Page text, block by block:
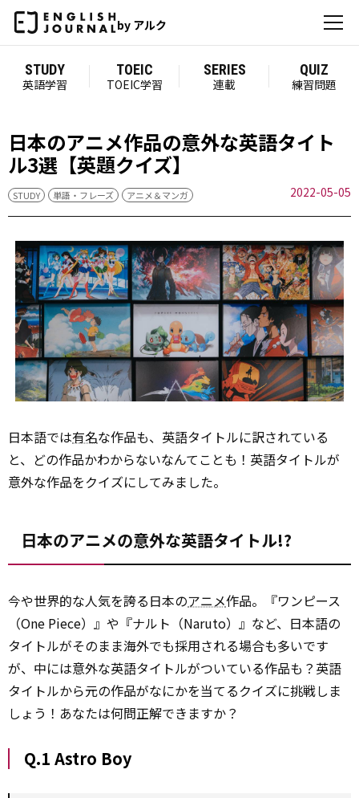
by アルク
STUDY
英語学習
TOEIC
TOEIC学習
SERIES
連載
QUIZ
練習問題
日本のアニメ作品の意外な英語タイト
ル3選【英題クイズ】
STUDY 単語・フレーズ アニメ＆マンガ 2022-05-05
日本語では有名な作品も、英語タイトルに訳されている
と、どの作品かわからないなんてことも！英語タイトルが
意外な作品をクイズにしてみました。
日本のアニメの意外な英語タイトル!?
今や世界的な人気を誇る日本のアニメ作品。『ワンピース
（One Piece）』や『ナルト（Naruto）』など、日本語の
タイトルがそのまま海外でも採用される場合も多いです
が、中には意外な英語タイトルがついている作品も？英語
タイトルから元の作品がなにかを当てるクイズに挑戦しま
しょう！あなたは何問正解できますか？
Q.1 Astro Boy